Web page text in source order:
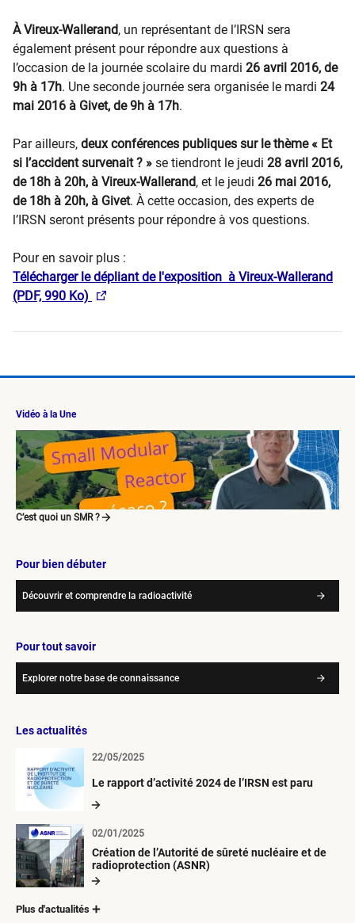
À Vireux-Wallerand, un représentant de l’IRSN sera
également présent pour répondre aux questions à
l’occasion de la journée scolaire du mardi 26 avril 2016, de
9h à 17h. Une seconde journée sera organisée le mardi 24
mai 2016 à Givet, de 9h à 17h.
Par ailleurs, deux conférences publiques sur le thème « Et
si l’accident survenait ? » se tiendront le jeudi 28 avril 2016,
de 18h à 20h, à Vireux-Wallerand, et le jeudi 26 mai 2016,
de 18h à 20h, à Givet. À cette occasion, des experts de
l’IRSN seront présents pour répondre à vos questions.
Pour en savoir plus :
Télécharger le dépliant de l'exposition à Vireux-Wallerand
(PDF, 990 Ko)
Vidéo à la Une
C’est quoi un SMR ?
Pour bien débuter
Découvrir et comprendre la radioactivité
Pour tout savoir
Explorer notre base de connaissance
Les actualités
Le rapport d’activité 2024 de l’IRSN est paru
22/05/2025
Création de l’Autorité de sûreté nucléaire et de
radioprotection (ASNR)
02/01/2025
Plus d'actualités